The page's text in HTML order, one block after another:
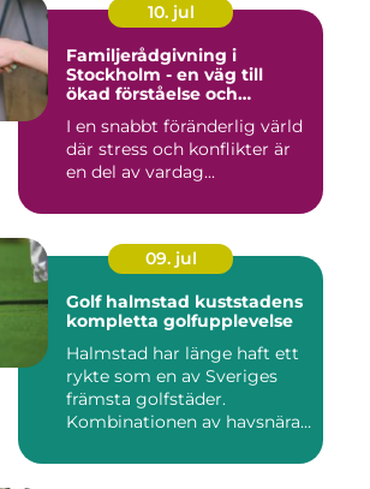
10. jul
Familjerådgivning i
Stockholm - en väg till
ökad förståelse och
I en snabbt föränderlig värld
där stress och konflikter är
en del av vardag...
09. jul
Golf halmstad kuststadens
kompletta golfupplevelse
Halmstad har länge haft ett
rykte som en av Sveriges
främsta golfstäder.
Kombinationen av havsnära